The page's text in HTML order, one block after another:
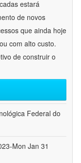
estará
de novos
que ainda hoje
com alto custo.
de construir o
Federal do
Mon Jan 31